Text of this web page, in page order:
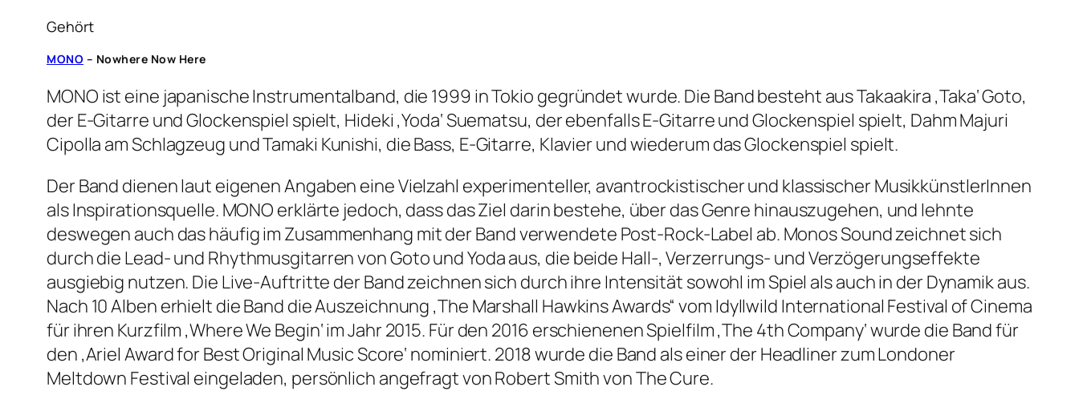
Gehört
MONO – Nowhere Now Here
MONO ist eine japanische Instrumentalband, die 1999 in Tokio gegründet wurde. Die Band besteht aus Takaakira ‚Taka‘ Goto,
der E-Gitarre und Glockenspiel spielt, Hideki ‚Yoda‘ Suematsu, der ebenfalls E-Gitarre und Glockenspiel spielt, Dahm Majuri
Cipolla am Schlagzeug und Tamaki Kunishi, die Bass, E-Gitarre, Klavier und wiederum das Glockenspiel spielt.
Der Band dienen laut eigenen Angaben eine Vielzahl experimenteller, avantrockistischer und klassischer MusikkünstlerInnen
als Inspirationsquelle. MONO erklärte jedoch, dass das Ziel darin bestehe, über das Genre hinauszugehen, und lehnte
deswegen auch das häufig im Zusammenhang mit der Band verwendete Post-Rock-Label ab. Monos Sound zeichnet sich
durch die Lead- und Rhythmusgitarren von Goto und Yoda aus, die beide Hall-, Verzerrungs- und Verzögerungseffekte
ausgiebig nutzen. Die Live-Auftritte der Band zeichnen sich durch ihre Intensität sowohl im Spiel als auch in der Dynamik aus.
Nach 10 Alben erhielt die Band die Auszeichnung ‚The Marshall Hawkins Awards“ vom Idyllwild International Festival of Cinema
für ihren Kurzfilm ‚Where We Begin‘ im Jahr 2015. Für den 2016 erschienenen Spielfilm ‚The 4th Company‘ wurde die Band für
den ‚Ariel Award for Best Original Music Score‘ nominiert. 2018 wurde die Band als einer der Headliner zum Londoner
Meltdown Festival eingeladen, persönlich angefragt von Robert Smith von The Cure.